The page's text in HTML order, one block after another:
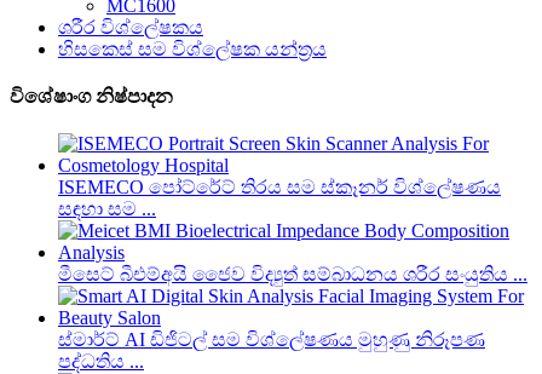
MC1600
ශරීර විශ්ලේෂකය
හිසකෙස් සම විශ්ලේෂක යන්ත්‍රය
විශේෂාංග නිෂ්පාදන
ISEMECO පෝට්රේට් තිරය සම ස්කෑනර් විශ්ලේෂණය
සඳහා සම ...
මීසෙට් බීඑම්අයි ජෛව විද්‍යුත් සම්බාධනය ශරීර සංයුතිය ...
ස්මාර්ට් AI ඩිජිටල් සම විශ්ලේෂණය මුහුණු නිරූපණ
පද්ධතිය ...